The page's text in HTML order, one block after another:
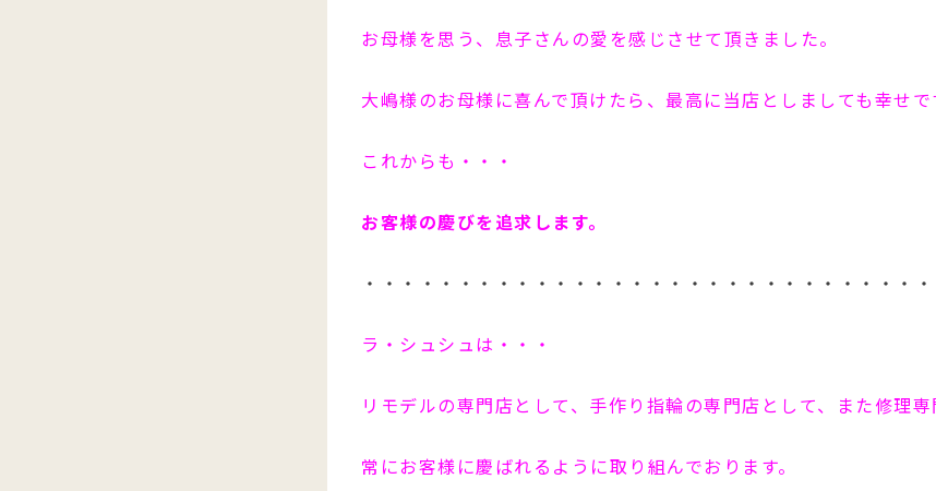
お母様を思う、息子さんの愛を感じさせて頂きました。
大嶋様のお母様に喜んで頂けたら、最高に当店としましても幸せで
これからも・・・
お客様の慶びを追求します。
・・・・・・・・・・・・・・・・・・・・・・・・・・・・・
ラ・シュシュは・・・
リモデルの専門店として、手作り指輪の専門店として、また修理専
常にお客様に慶ばれるように取り組んでおります。